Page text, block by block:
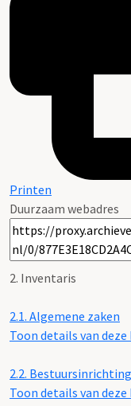
Printen
Duurzaam webadres
2. Inventaris
2.1. Algemene zaken
Toon details van
2.2. Bestuursinrichting
Toon details van